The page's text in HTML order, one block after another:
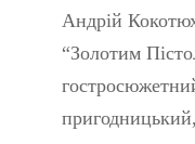
Андрій
“Золотим